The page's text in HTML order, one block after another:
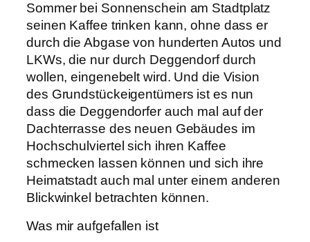
Sommer bei Sonnenschein am Stadtplatz
seinen Kaffee trinken kann, ohne dass er
durch die Abgase von hunderten Autos und
LKWs, die nur durch Deggendorf durch
wollen, eingenebelt wird. Und die Vision
des Grundstückeigentümers ist es nun
dass die Deggendorfer auch mal auf der
Dachterrasse des neuen Gebäudes im
Hochschulviertel sich ihren Kaffee
schmecken lassen können und sich ihre
Heimatstadt auch mal unter einem anderen
Blickwinkel betrachten können.
Was mir aufgefallen ist